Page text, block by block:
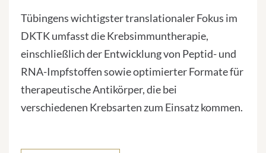
Tübingens wichtigster translationaler Fokus im
DKTK umfasst die Krebsimmuntherapie,
einschließlich der Entwicklung von Peptid- und
RNA-Impfstoffen sowie optimierter Formate für
therapeutische Antikörper, die bei
verschiedenen Krebsarten zum Einsatz kommen.